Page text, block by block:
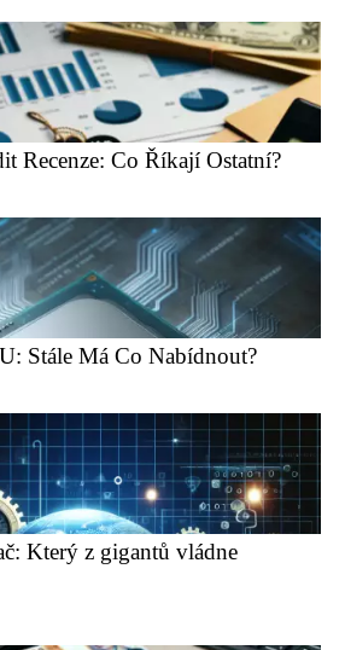
Recenze: Co Říkají Ostatní?
Stále Má Co Nabídnout?
Který z gigantů vládne